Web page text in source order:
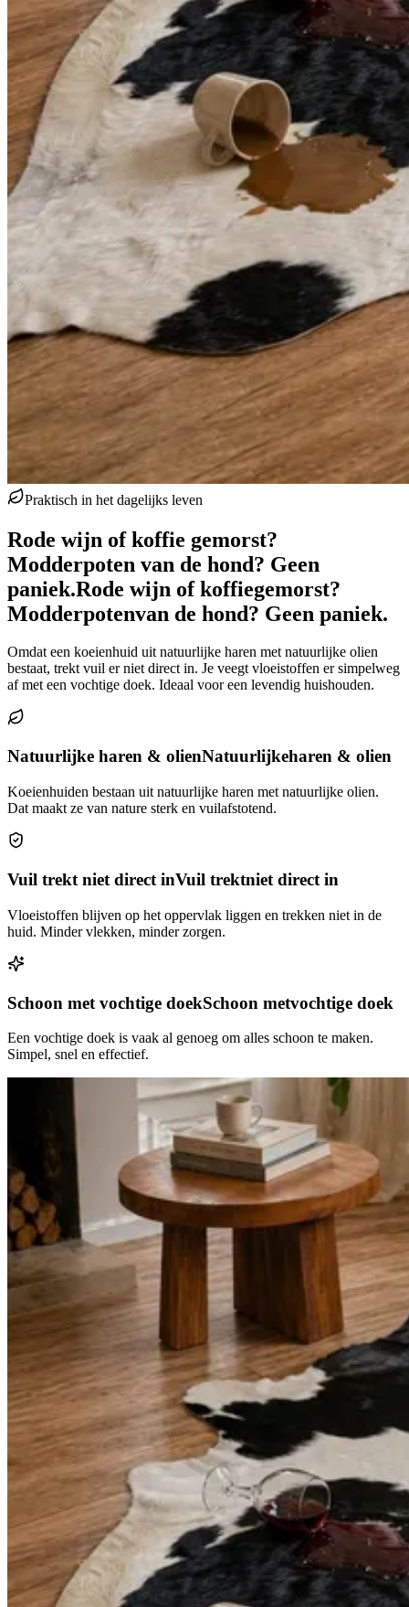
Praktisch in het dagelijks leven
Rode wijn of koffie gemorst?
Modderpoten van de hond? Geen
paniek.Rode wijn of koffiegemorst?
Modderpotenvan de hond? Geen paniek.
Omdat een koeienhuid uit natuurlijke haren met natuurlijke olien
bestaat, trekt vuil er niet direct in. Je veegt vloeistoffen er simpelweg
af met een vochtige doek. Ideaal voor een levendig huishouden.
Natuurlijke haren & olienNatuurlijkeharen & olien
Koeienhuiden bestaan uit natuurlijke haren met natuurlijke olien.
Dat maakt ze van nature sterk en vuilafstotend.
Vuil trekt niet direct inVuil trektniet direct in
Vloeistoffen blijven op het oppervlak liggen en trekken niet in de
huid. Minder vlekken, minder zorgen.
Schoon met vochtige doekSchoon metvochtige doek
Een vochtige doek is vaak al genoeg om alles schoon te maken.
Simpel, snel en effectief.